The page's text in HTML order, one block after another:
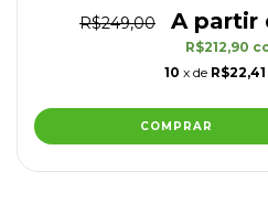
R$249,00
R$212,90
10 x de R$22,41
COMPRAR